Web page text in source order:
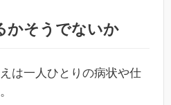
かそうでないか
は一人ひとりの病状や仕